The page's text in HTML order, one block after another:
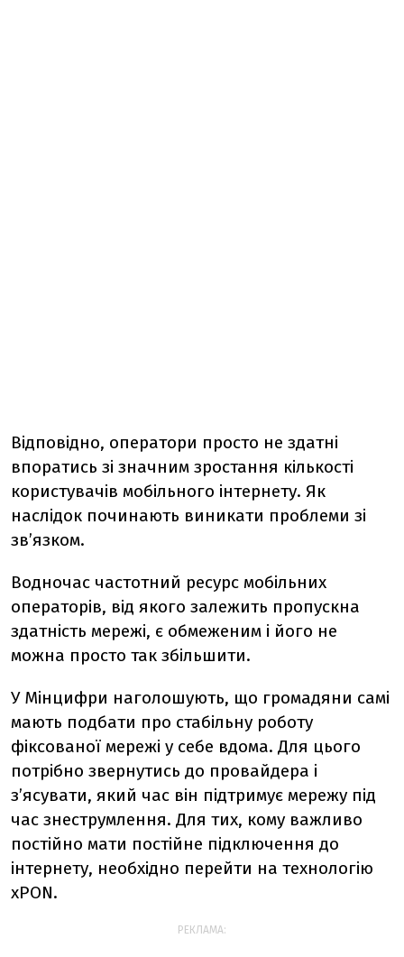
Відповідно, оператори просто не здатні
впоратись зі значним зростання кількості
користувачів мобільного інтернету. Як
наслідок починають виникати проблеми зі
зв’язком.
Водночас частотний ресурс мобільних
операторів, від якого залежить пропускна
здатність мережі, є обмеженим і його не
можна просто так збільшити.
У Мінцифри наголошують, що громадяни самі
мають подбати про стабільну роботу
фіксованої мережі у себе вдома. Для цього
потрібно звернутись до провайдера і
з’ясувати, який час він підтримує мережу під
час знеструмлення. Для тих, кому важливо
постійно мати постійне підключення до
інтернету, необхідно перейти на технологію
xPON.
РЕКЛАМА: